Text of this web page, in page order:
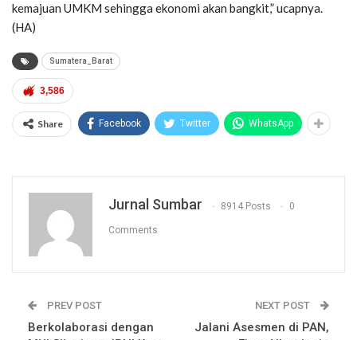
kemajuan UMKM sehingga ekonomi akan bangkit,” ucapnya.
(HA)
Sumatera_Barat
3,586
Share Facebook Twitter WhatsApp
Jurnal Sumbar 8914 Posts 0
Comments
PREV POST
Berkolaborasi dengan
NEXT POST
Jalani Asesmen di PAN,